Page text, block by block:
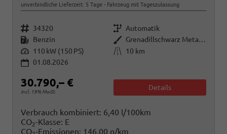
unverbindliche Lieferzeit: 5 Tage Fahrzeug mit Tageszulassung
Fahrzeugnr. 34320 Getriebe Automatik
Kraftstoff Benzin Außenfarbe
Grenadillschwarz Metallic
Leistung 110 kW (150 PS) Kilometerstand
10 km
01.08.2026
30.790,– €
incl. 19% MwSt.
Details
Verbrauch kombiniert: 6,40 l/100km
CO2-Klasse: E
CO -Emissionen: 146,00 g/km